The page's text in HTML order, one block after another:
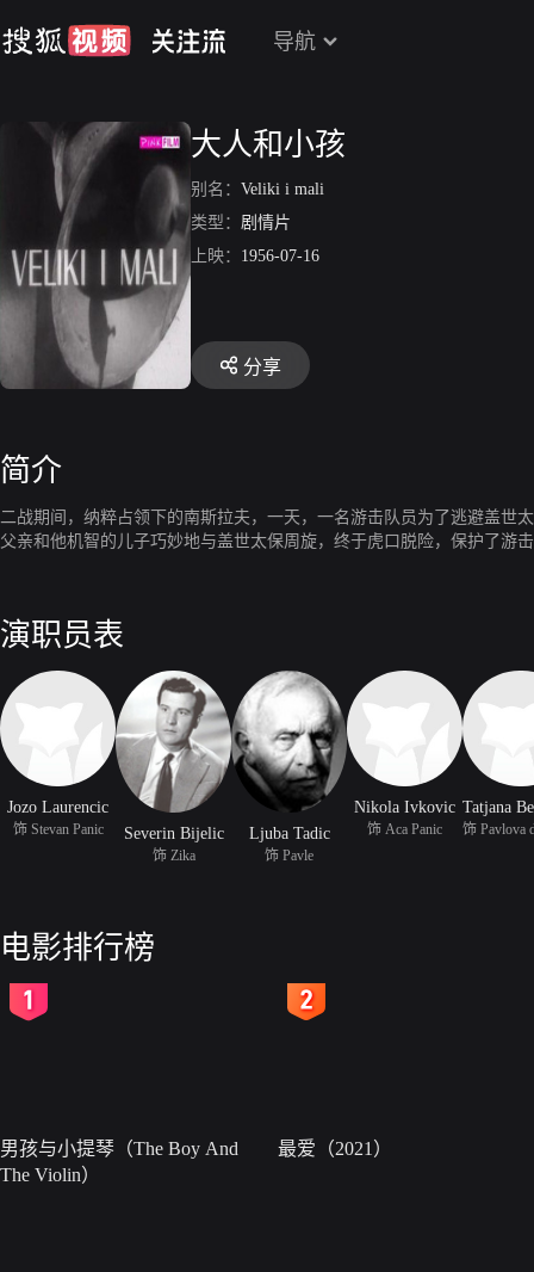
导航
大人和小孩
别名： Veliki i mali
类型： 剧情片
上映： 1956-07-16
分享
简介
二战期间，纳粹占领下的南斯拉夫，一天，一名游击队员为了逃避盖世
父亲和他机智的儿子巧妙地与盖世太保周旋，终于虎口脱险，保护了游
演职员表
Jozo Laurencic
饰 Stevan Panic Severin Bijelic
饰 Zika
Ljuba Tadic
饰 Pavle
Nikola Ivkovic
饰 Aca Panic
电影排行榜
男孩与小提琴（The Boy And
The Violin）
最爱（2021）